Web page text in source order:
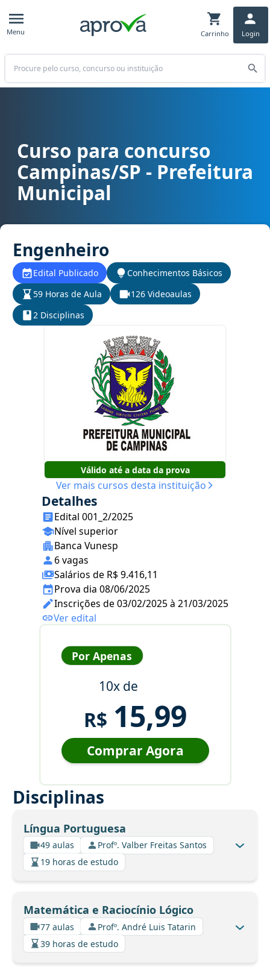
Menu Carrinho Login
Buscar
Curso para concurso Campinas/SP - Prefeitura Municipal cargo
Curso para concurso
Campinas/SP - Prefeitura
Municipal
Engenheiro
Edital Publicado
Conhecimentos Básicos
59 Horas de Aula
126 Videoaulas
2 Disciplinas
Válido até a data da prova
Ver mais cursos desta instituição
Detalhes
Edital 001_2/2025
Nível superior
Banca Vunesp
6 vagas
Salários de R$ 9.416,11
Prova dia 08/06/2025
Inscrições de 03/02/2025 à 21/03/2025
Ver edital
Por Apenas
10x de
R$ 15,99
Comprar Agora
Disciplinas
Língua Portuguesa
49 aulas
Profº. Valber Freitas Santos
19 horas de estudo
Matemática e Raciocínio Lógico
77 aulas
Profº. André Luis Tatarin
39 horas de estudo